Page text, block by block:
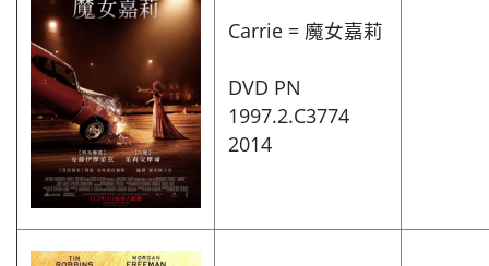
Carrie = 魔女嘉莉
DVD PN
1997.2.C3774
2014